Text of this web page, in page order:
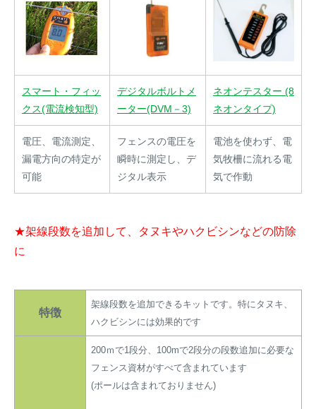
スマート・フィッ
クス(電流検知型)
デジタルボルトメ
ーター(DVM－3)
ネオンテスター (8
ネオンタイプ)
電圧、電流測定、
漏電方向の特定が
可能
フェンスの電圧を
瞬時に測定し、デ
ジタル表示
電池を使わず、電
気牧柵に流れる電
気で作動
★架線段数を追加して、タヌキやハクビシンなどの防除
に
特徴
架線段数を追加できるキットです。特にタヌキ、
ハクビシンには効果的です
200ｍで1段分、100mで2段分の段数追加に必要な
フェンス資材がすべて含まれています
(ポールは含まれておりません)